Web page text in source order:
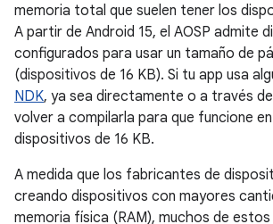
memoria total que suelen tener los
A partir de Android 15, el AOSP admite
configurados para usar un tamaño de
(dispositivos de 16 KB). Si tu app usa
NDK, ya sea directamente o a través
volver a compilarla para que funcione
dispositivos de 16 KB.
A medida que los fabricantes de
creando dispositivos con mayores
memoria física (RAM), muchos de